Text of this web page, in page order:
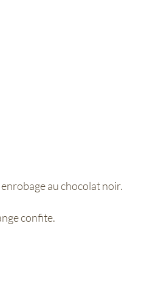
au chocolat noir.
confite.